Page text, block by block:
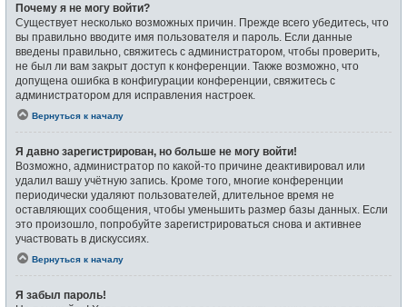
Почему я не могу войти?
Существует несколько возможных причин. Прежде всего убедитесь, что
вы правильно вводите имя пользователя и пароль. Если данные
введены правильно, свяжитесь с администратором, чтобы проверить,
не был ли вам закрыт доступ к конференции. Также возможно, что
допущена ошибка в конфигурации конференции, свяжитесь с
администратором для исправления настроек.
Вернуться к началу
Я давно зарегистрирован, но больше не могу войти!
Возможно, администратор по какой-то причине деактивировал или
удалил вашу учётную запись. Кроме того, многие конференции
периодически удаляют пользователей, длительное время не
оставляющих сообщения, чтобы уменьшить размер базы данных. Если
это произошло, попробуйте зарегистрироваться снова и активнее
участвовать в дискуссиях.
Вернуться к началу
Я забыл пароль!